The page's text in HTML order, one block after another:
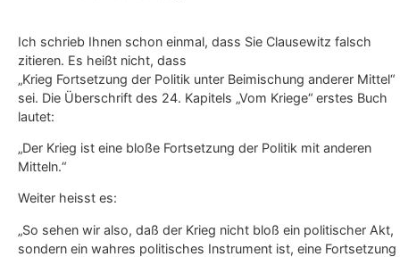
Ich schrieb Ihnen schon einmal, dass Sie Clausewitz falsch
zitieren. Es heißt nicht, dass
„Krieg Fortsetzung der Politik unter Beimischung anderer Mittel“
sei. Die Überschrift des 24. Kapitels „Vom Kriege“ erstes Buch
lautet:
„Der Krieg ist eine bloße Fortsetzung der Politik mit anderen
Mitteln.“
Weiter heisst es:
„So sehen wir also, daß der Krieg nicht bloß ein politischer Akt,
sondern ein wahres politisches Instrument ist, eine Fortsetzung